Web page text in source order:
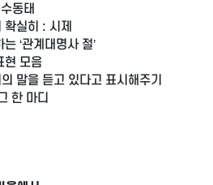
동태
확실히 : 시제
‘관계대명사 절’
현 모음
말을 듣고 있다고 표시해주기
한 마디